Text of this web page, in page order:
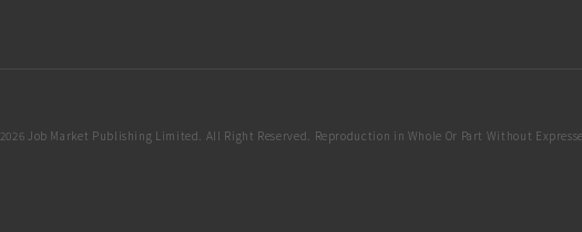
2026 Job Market Publishing Limited. All Right Reserved. Reproduction in Whole Or Part Without